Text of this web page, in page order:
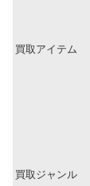
買取アイテム
買取ジャンル